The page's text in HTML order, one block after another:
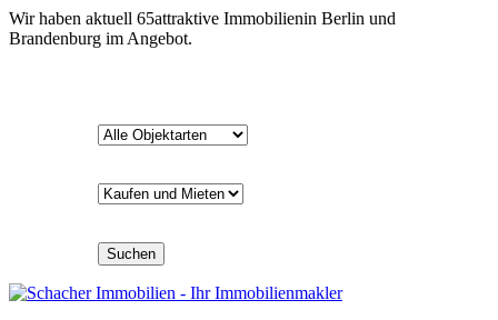
Wir haben aktuell 65attraktive Immobilienin Berlin und
Brandenburg im Angebot.
Suchen